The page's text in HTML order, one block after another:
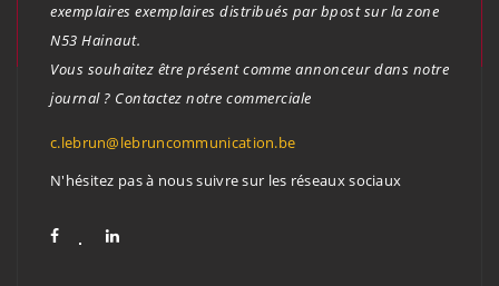
exemplaires exemplaires distribués par bpost sur la zone
N53 Hainaut.
Vous souhaitez être présent comme annonceur dans notre
journal ? Contactez notre commerciale
c.lebrun@lebruncommunication.be
N'hésitez pas à nous suivre sur les réseaux sociaux